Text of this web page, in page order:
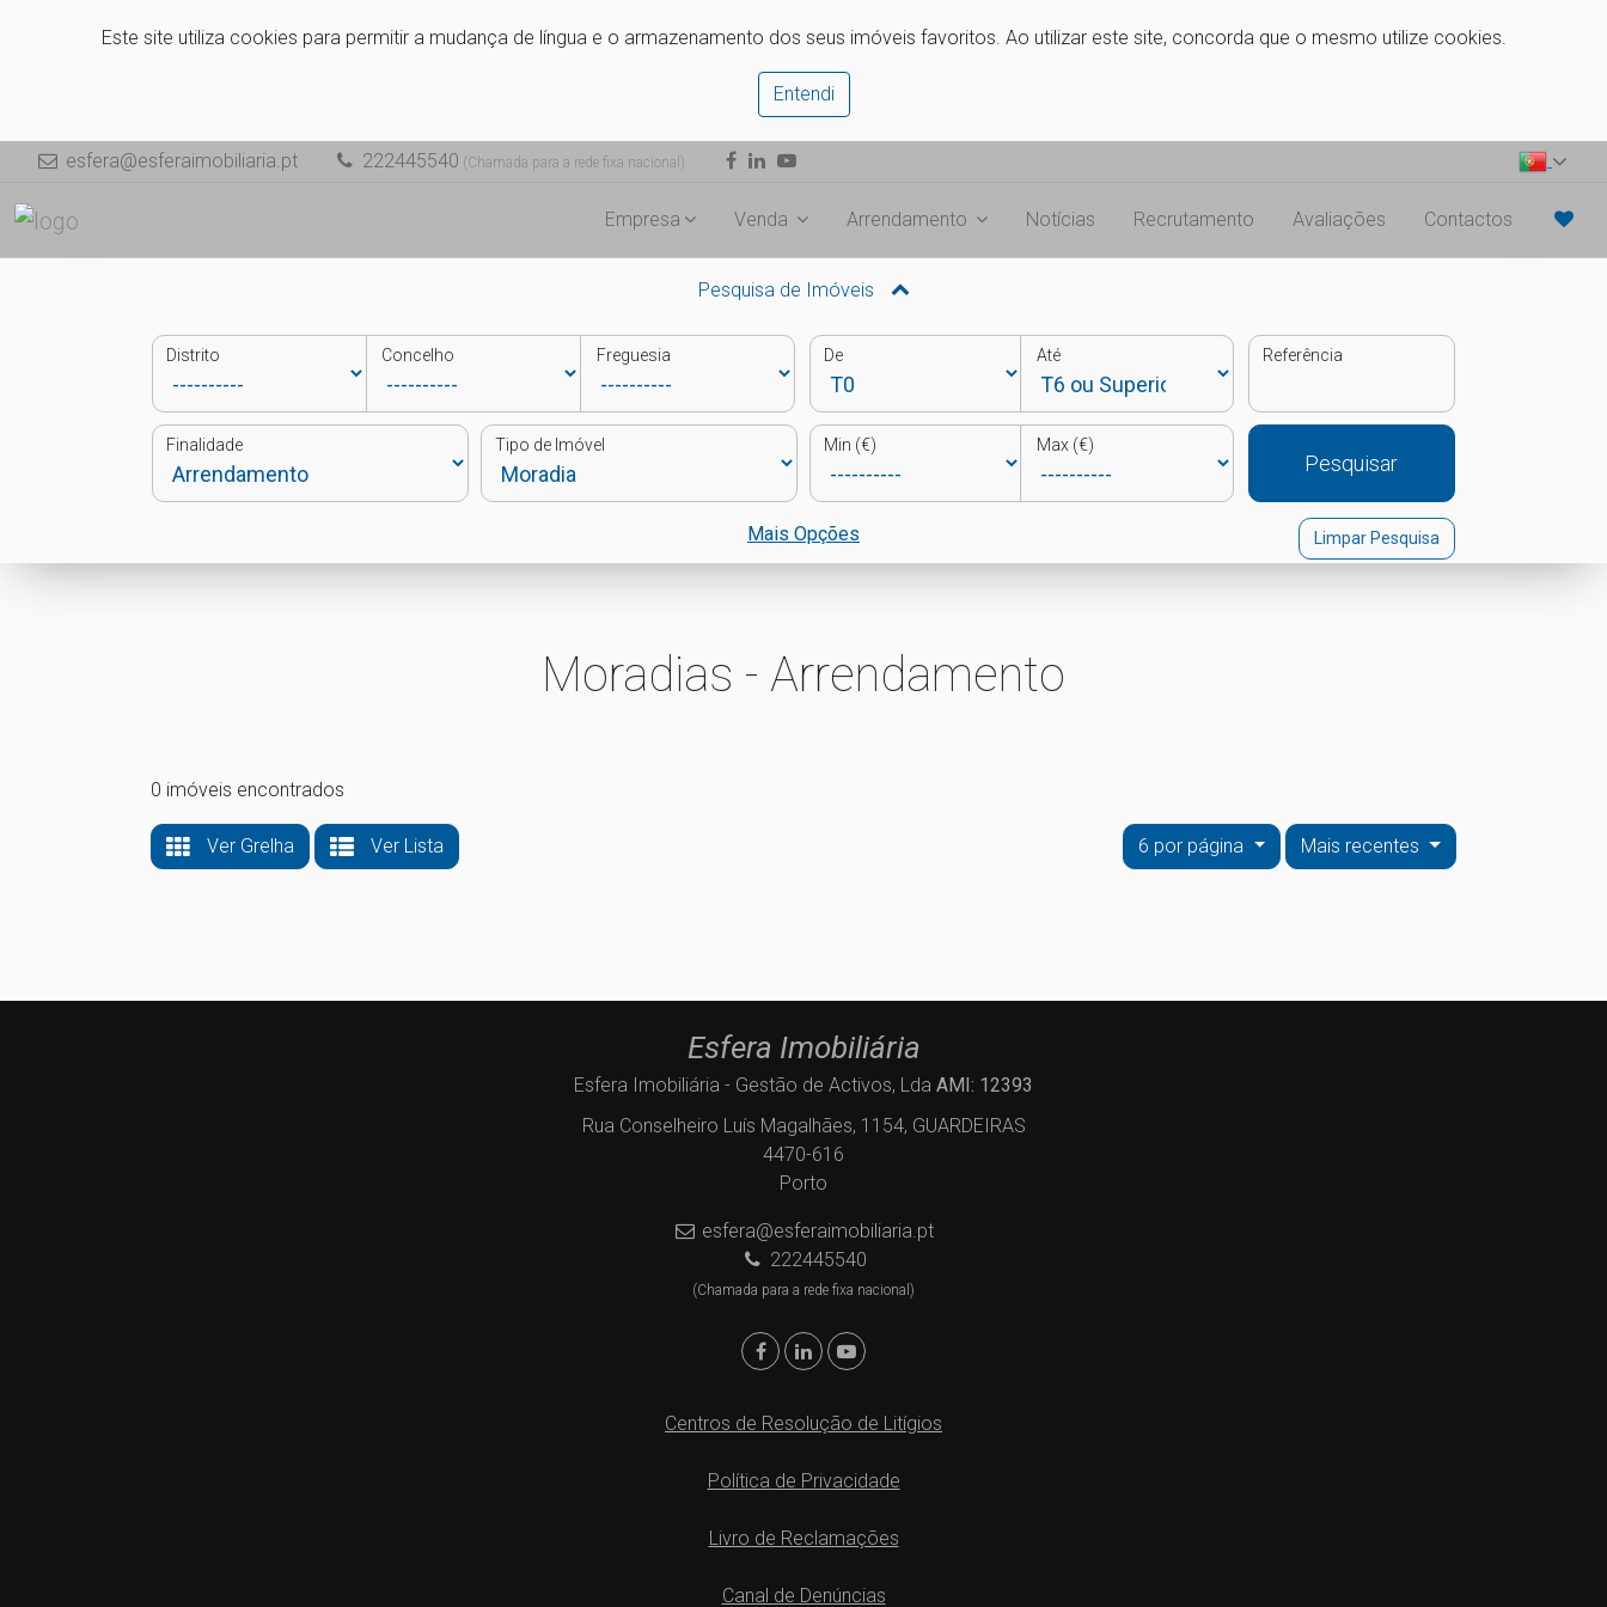
Este site utiliza cookies para permitir a mudança de língua e o armazenamento dos seus imóveis favoritos. Ao utilizar este site, concorda que o mesmo utilize cookies.
Entendi
esfera@esferaimobiliaria.pt 222445540 (Chamada para a rede fixa nacional)
Empresa Venda Arrendamento Notícias Recrutamento Avaliações Contactos
Pesquisa de Imóveis
Distrito Concelho Freguesia De Até Referência
Finalidade Tipo de Imóvel Min (€) Max (€)
Pesquisar
Mais Opções Limpar Pesquisa
Moradias - Arrendamento
0 imóveis encontrados
Ver Grelha Ver Lista 6 por página Mais recentes
Esfera Imobiliária
Esfera Imobiliária - Gestão de Activos, Lda AMI: 12393
Rua Conselheiro Luís Magalhães, 1154, GUARDEIRAS
4470-616
Porto
esfera@esferaimobiliaria.pt
222445540
(Chamada para a rede fixa nacional)
Centros de Resolução de Litígios
Política de Privacidade
Livro de Reclamações
Canal de Denúncias